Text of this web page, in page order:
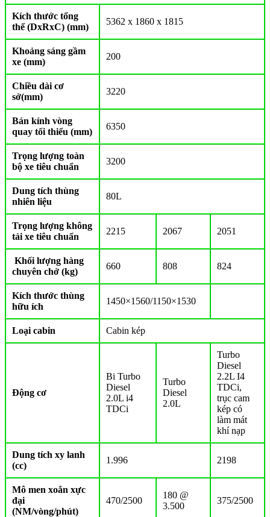
Kích thước tổng
thể (DxRxC) (mm)
5362 x 1860 x 1815
Khoảng sáng gầm
xe (mm)
200
Chiều dài cơ
sở(mm)
3220
Bán kính vòng
quay tối thiểu (mm)
6350
Trọng lượng toàn
bộ xe tiêu chuẩn
3200
Dung tích thùng
nhiên liệu
80L
Trọng lượng không
tải xe tiêu chuẩn
2215 2067 2051
Khối lượng hàng
chuyên chở (kg)
660 808 824
Kích thước thùng
hữu ích
1450×1560/1150×1530
Loại cabin Cabin kép
Động cơ
Bi Turbo
Diesel
2.0L i4
TDCi
Turbo
Diesel
2.0L
Turbo
Diesel
2.2L I4
TDCi,
trục cam
kép có
làm mát
khí nạp
Dung tích xy lanh
(cc)
1.996 2198
Mô men xoắn xực
đại
(NM/vòng/phút)
470/2500
180 @
3.500
375/2500